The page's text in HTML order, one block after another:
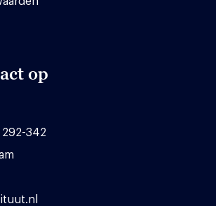
op
342